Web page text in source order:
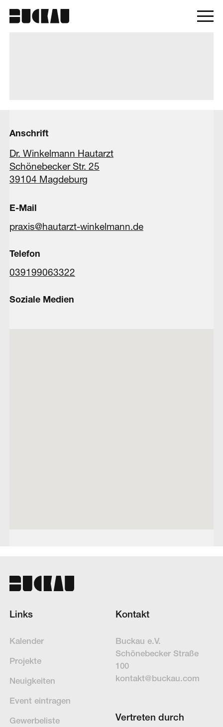
Anschrift
Dr. Winkelmann Hautarzt
Schönebecker Str. 25
39104 Magdeburg
E-Mail
praxis@hautarzt-winkelmann.de
Telefon
039199063322
Soziale Medien
Links
Kalender
Projekte
Neuigkeiten
Event eintragen
Gewerbeliste
Kontakt
Buckau e.V.
Schöne­becker Straße
100
kontakt@buckau.com
Vertreten durch